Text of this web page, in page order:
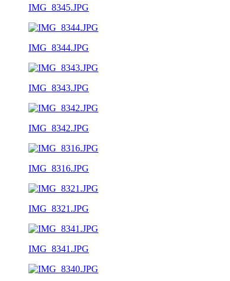
IMG_8345.JPG
IMG_8344.JPG
IMG_8343.JPG
IMG_8342.JPG
IMG_8316.JPG
IMG_8321.JPG
IMG_8341.JPG